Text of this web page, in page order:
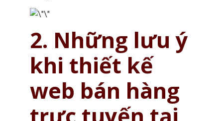
2. Những lưu ý
khi thiết kế
web bán hàng